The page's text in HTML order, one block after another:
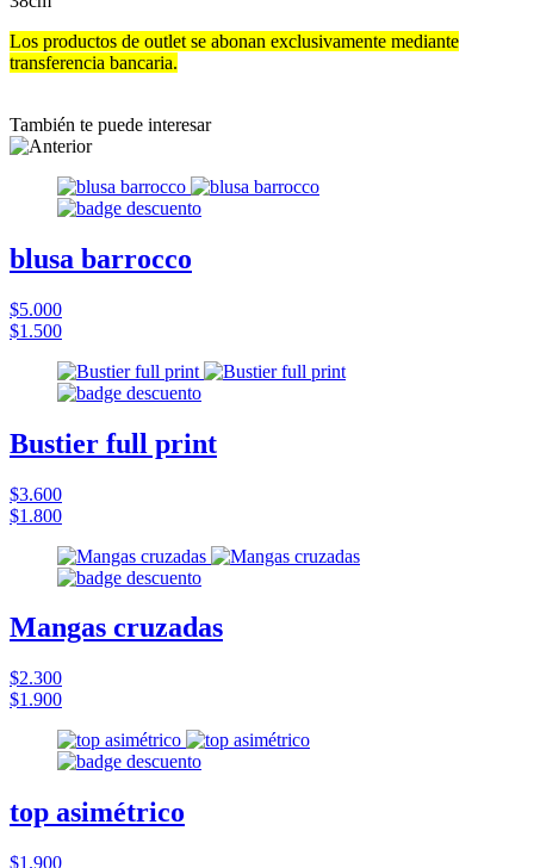
Los productos de outlet se abonan exclusivamente mediante
transferencia bancaria.
También te puede interesar
blusa barrocco
$5.000
$1.500
Bustier full print
$3.600
$1.800
Mangas cruzadas
$2.300
$1.900
top asimétrico
$1.900